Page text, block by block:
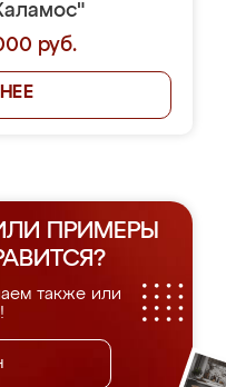
руб.
ПРИМЕРЫ
также или